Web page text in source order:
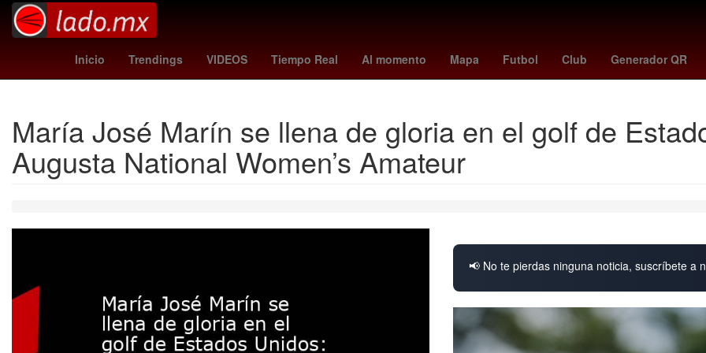
Inicio Trendings VIDEOS Tiempo Real Al momento Mapa Futbol Club Generador QR
votar la casa de los famosos Tobey Maguire x men gema la casa de los famosos luna llena de ciervo luciano darderi
María José Marín se llena de gloria en el golf de
Augusta National Women’s Amateur
📢 No te pierdas ninguna noticia, suscríbete a